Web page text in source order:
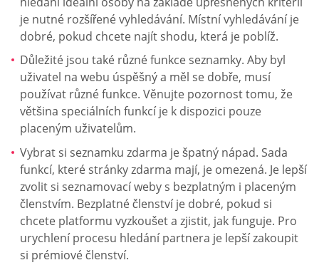
je nutné rozšířené vyhledávání. Místní vyhledávání je
dobré, pokud chcete najít shodu, která je poblíž.
Důležité jsou také různé funkce seznamky. Aby byl
uživatel na webu úspěšný a měl se dobře, musí
používat různé funkce. Věnujte pozornost tomu, že
většina speciálních funkcí je k dispozici pouze
placeným uživatelům.
Vybrat si seznamku zdarma je špatný nápad. Sada
funkcí, které stránky zdarma mají, je omezená. Je lepší
zvolit si seznamovací weby s bezplatným i placeným
členstvím. Bezplatné členství je dobré, pokud si
chcete platformu vyzkoušet a zjistit, jak funguje. Pro
urychlení procesu hledání partnera je lepší zakoupit
si prémiové členství.